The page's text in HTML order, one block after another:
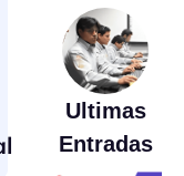
Ultimas
Entradas